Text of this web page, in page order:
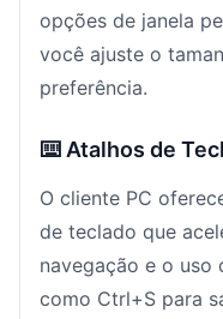
opções de janela
você ajuste o
preferência.
⌨️ Atalhos de
O cliente PC
de teclado que
navegação e o uso
como Ctrl+S para